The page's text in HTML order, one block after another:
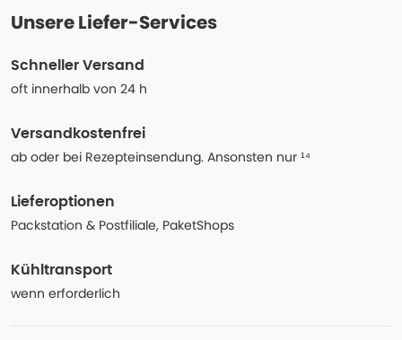
Unsere Liefer-Services
Schneller Versand
oft innerhalb von 24 h
Versandkostenfrei
ab oder bei Rezepteinsendung. Ansonsten nur ¹⁴
Lieferoptionen
Packstation & Postfiliale, PaketShops
Kühltransport
wenn erforderlich